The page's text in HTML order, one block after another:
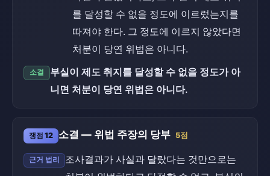
를 달성할 수 없을 정도에 이르렀는지를
따져야 한다. 그 정도에 이르지 않았다면
처분이 당연 위법은 아니다.
소결
부실이 제도 취지를 달성할 수 없을 정도가 아
니면 처분이 당연 위법은 아니다.
쟁점 12 소결 — 위법 주장의 당부 5점
근거 법리
조사결과가 사실과 달랐다는 것만으로는